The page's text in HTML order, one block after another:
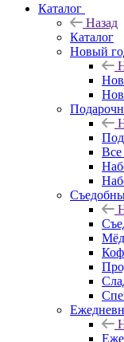
Каталог
Назад
Каталог
Новый
Мёд